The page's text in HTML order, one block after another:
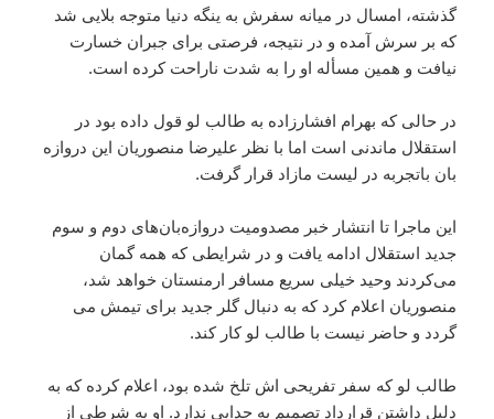
گذشته، امسال در میانه سفرش به ینگه دنیا متوجه بلایی شد
که بر سرش آمده و در نتیجه، فرصتی برای جبران خسارت
نیافت و همین مسأله او را به شدت ناراحت کرده است.
در حالی که بهرام افشارزاده به طالب لو قول داده بود در
استقلال ماندنی است اما با نظر علیرضا منصوریان این دروازه
بان باتجربه در لیست مازاد قرار گرفت.
این ماجرا تا انتشار خبر مصدومیت دروازه‌بان‌های دوم و سوم
جدید استقلال ادامه یافت و در شرایطی که همه گمان
می‌کردند وحید خیلی سریع مسافر ارمنستان خواهد شد،
منصوریان اعلام کرد که به دنبال گلر جدید برای تیمش می
گردد و حاضر نیست با طالب لو کار کند.
طالب لو که سفر تفریحی اش تلخ شده بود، اعلام کرده که به
دلیل داشتن قرارداد تصمیم به جدایی ندارد. او به شرطی از